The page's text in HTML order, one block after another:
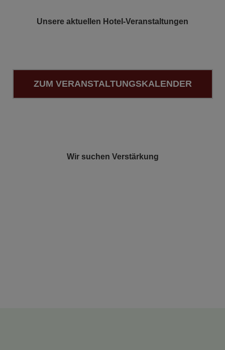
Unsere aktuellen Hotel-Veranstaltungen
ZUM VERANSTALTUNGSKALENDER
Wir suchen Verstärkung